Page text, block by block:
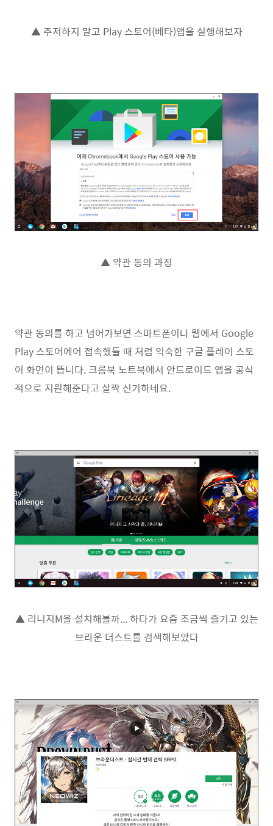
▲ 주저하지 말고 Play 스토어(베타)앱을 실행해보자
▲ 약관 동의 과정
약관 동의를 하고 넘어가보면 스마트폰이나 웹에서 Google
Play 스토어에어 접속했들 때 처럼 익숙한 구글 플레이 스토
어 화면이 뜹니다. 크롬북 노트북에서 안드로이드 앱을 공식
적으로 지원해준다고 살짝 신기하네요.
▲ 리니지M을 설치해볼까... 하다가 요즘 조금씩 즐기고 있는
브라운 더스트를 검색해보았다